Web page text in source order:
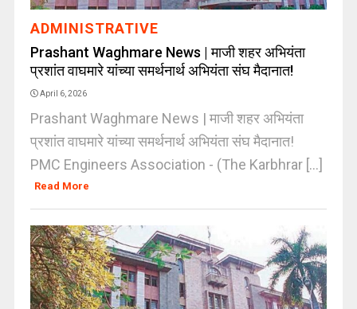
ADMINISTRATIVE
Prashant Waghmare News | माजी शहर अभियंता
प्रशांत वाघमारे यांच्या समर्थनार्थ अभियंता संघ मैदानात!
April 6, 2026
Prashant Waghmare News | माजी शहर अभियंता
प्रशांत वाघमारे यांच्या समर्थनार्थ अभियंता संघ मैदानात!
PMC Engineers Association - (The Karbhrar [...]
Read More